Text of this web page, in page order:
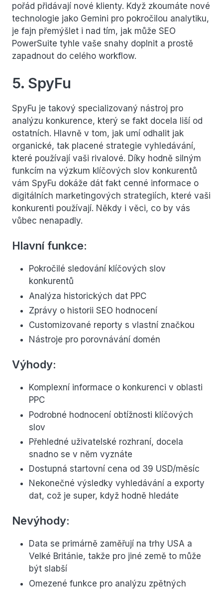
pořád přidávají nové klienty. Když zkoumáte nové
technologie jako Gemini pro pokročilou analytiku,
je fajn přemýšlet i nad tím, jak může SEO
PowerSuite tyhle vaše snahy doplnit a prostě
zapadnout do celého workflow.
5. SpyFu
SpyFu je takový specializovaný nástroj pro
analýzu konkurence, který se fakt docela liší od
ostatních. Hlavně v tom, jak umí odhalit jak
organické, tak placené strategie vyhledávání,
které používají vaši rivalové. Díky hodně silným
funkcím na výzkum klíčových slov konkurentů
vám SpyFu dokáže dát fakt cenné informace o
digitálních marketingových strategiích, které vaši
konkurenti používají. Někdy i věci, co by vás
vůbec nenapadly.
Hlavní funkce:
Pokročilé sledování klíčových slov
konkurentů
Analýza historických dat PPC
Zprávy o historii SEO hodnocení
Customizované reporty s vlastní značkou
Nástroje pro porovnávání domén
Výhody:
Komplexní informace o konkurenci v oblasti
PPC
Podrobné hodnocení obtížnosti klíčových
slov
Přehledné uživatelské rozhraní, docela
snadno se v něm vyznáte
Dostupná startovní cena od 39 USD/měsíc
Nekonečné výsledky vyhledávání a exporty
dat, což je super, když hodně hledáte
Nevýhody:
Data se primárně zaměřují na trhy USA a
Velké Británie, takže pro jiné země to může
být slabší
Omezené funkce pro analýzu zpětných